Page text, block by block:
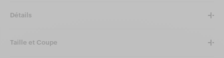
Détails
Taille et Coupe